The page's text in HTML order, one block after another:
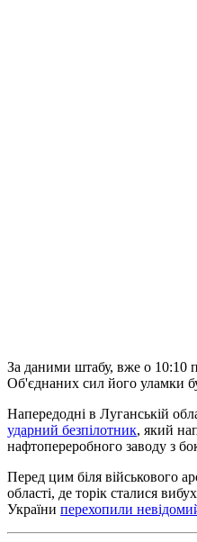
За даними штабу, вже о 10:10
Об'єднаних сил його уламки
Напередодні в Луганській
ударний безпілотник, який
нафтопереробного заводу з
Перед цим біля військового
області, де торік сталися
України перехопили